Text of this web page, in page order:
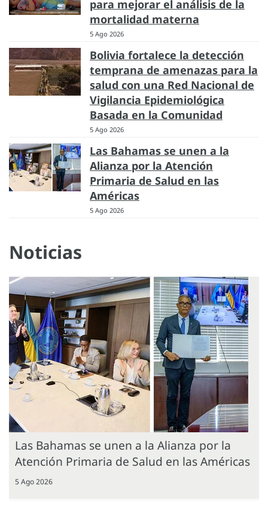
para mejorar el análisis de la
mortalidad materna
5 Ago 2026
Bolivia fortalece la detección
temprana de amenazas para la
salud con una Red Nacional de
Vigilancia Epidemiológica
Basada en la Comunidad
5 Ago 2026
Las Bahamas se unen a la
Alianza por la Atención
Primaria de Salud en las
Américas
5 Ago 2026
Noticias
Las Bahamas se unen a la Alianza por la
Atención Primaria de Salud en las Américas
5 Ago 2026